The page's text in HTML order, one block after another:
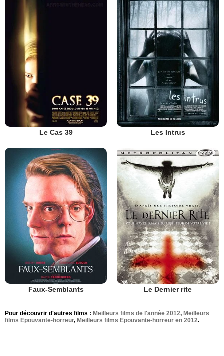
Le Cas 39 Les Intrus
Faux-Semblants Le Dernier rite
Pour découvrir d'autres films : Meilleurs films de l'année 2012, Meilleurs
films Epouvante-horreur, Meilleurs films Epouvante-horreur en 2012.